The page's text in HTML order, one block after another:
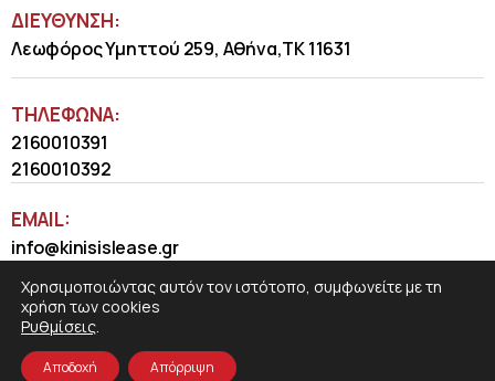
ΔΙΕΥΘΥΝΣΗ:
Λεωφόρος Υμηττού 259, Αθήνα,ΤΚ 11631
ΤΗΛΈΦΩΝΑ:
2160010391
2160010392
EMAIL:
info@kinisislease.gr
Χρησιμοποιώντας αυτόν τον ιστότοπο, συμφωνείτε με τη
χρήση των cookies
Ρυθμίσεις.
Αποδοχή Απόρριψη